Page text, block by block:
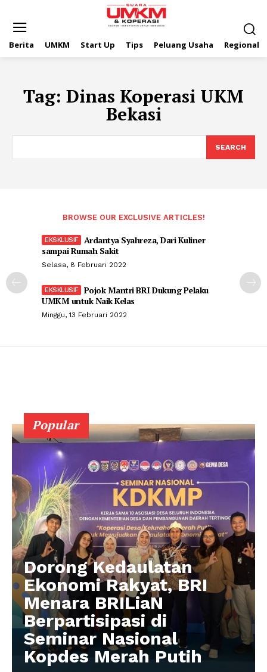
Berita UMKM Start Up Tips Peluang Usaha Regional
Tag: Dinas Koperasi UKM
Bekasi
SEARCH
BROWSE OUR EXCLUSIVE ARTICLES!
Ardantya Syahreza, Dari Kuliner
sampai Rumah Sakit
Selasa, 8 Februari 2022
Pojok Mantri BRI Dukung Pelaku
UMKM untuk Naik Kelas
Minggu, 13 Februari 2022
Popular
Dorong Kedaulatan
Ekonomi Rakyat, BRI
Menara BRILiaN
Berpartisipasi di
Seminar Nasional
Kopdes Merah Putih